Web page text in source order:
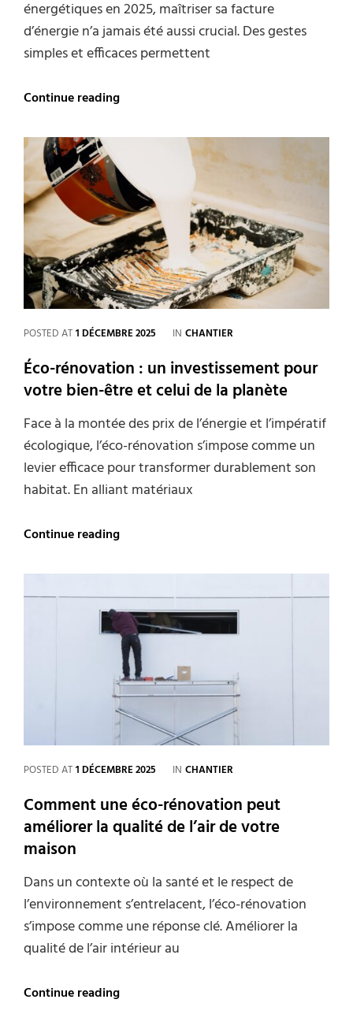
énergétiques en 2025, maîtriser sa facture
d’énergie n’a jamais été aussi crucial. Des gestes
simples et efficaces permettent
Continue readingFacture
les
simples
pour
la
réduire
drastiquement
POSTED AT1 DÉCEMBRE 2025 IN CATEGORIES
CHANTIER
Éco-rénovation : un investissement pour
votre bien-être et celui de la planète
Face à la montée des prix de l’énergie et l’impératif
écologique, l’éco-rénovation s’impose comme un
levier efficace pour transformer durablement son
habitat. En alliant matériaux
Continue readingÉco-
un
investissement
pour
votre
bien-
être
et
celui
de
la
planète
POSTED AT1 DÉCEMBRE 2025 IN CATEGORIES
CHANTIER
Comment une éco-rénovation peut
améliorer la qualité de l’air de votre
maison
Dans un contexte où la santé et le respect de
l’environnement s’entrelacent, l’éco-rénovation
s’impose comme une réponse clé. Améliorer la
qualité de l’air intérieur au
Continue readingComment